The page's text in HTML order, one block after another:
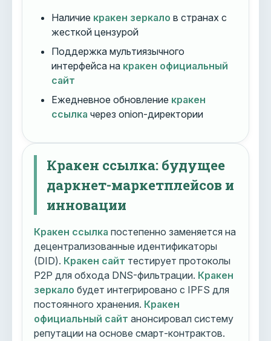
Наличие кракен зеркало в странах с
жесткой цензурой
Поддержка мультиязычного
интерфейса на кракен официальный
сайт
Ежедневное обновление кракен
ссылка через onion-директории
Кракен ссылка: будущее
даркнет-маркетплейсов и
инновации
Кракен ссылка постепенно заменяется на
децентрализованные идентификаторы
(DID). Кракен сайт тестирует протоколы
P2P для обхода DNS-фильтрации. Кракен
зеркало будет интегрировано с IPFS для
постоянного хранения. Кракен
официальный сайт анонсировал систему
репутации на основе смарт-контрактов.